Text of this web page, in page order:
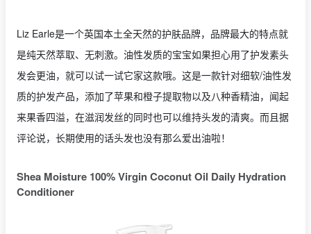
Liz Earle是一个英国本土全天然的护肤品牌，品牌最大的特点就
是纯天然萃取、无刺激。油性发质的宝宝如果担心用了护发素头
发会更油，就可以试一试它家这款哦。这是一款针对细软/油性发
质的护发产品，添加了苹果和橙子提取物以及八种香精油，闻起
来果香四溢，在滋润发丝的同时也可以维持头发的清爽。而且据
评论说，长期使用的话头发也没有那么爱出油啦！
Shea Moisture 100% Virgin Coconut Oil Daily Hydration
Conditioner